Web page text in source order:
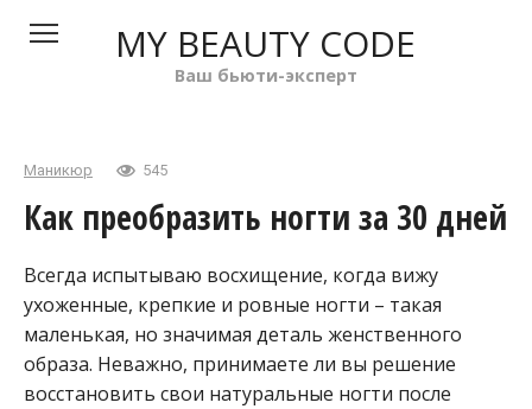
MY BEAUTY CODE
Ваш бьюти-эксперт
Маникюр 545
Как преобразить ногти за 30 дней
Всегда испытываю восхищение, когда вижу
ухоженные, крепкие и ровные ногти – такая
маленькая, но значимая деталь женственного
образа. Неважно, принимаете ли вы решение
восстановить свои натуральные ногти после